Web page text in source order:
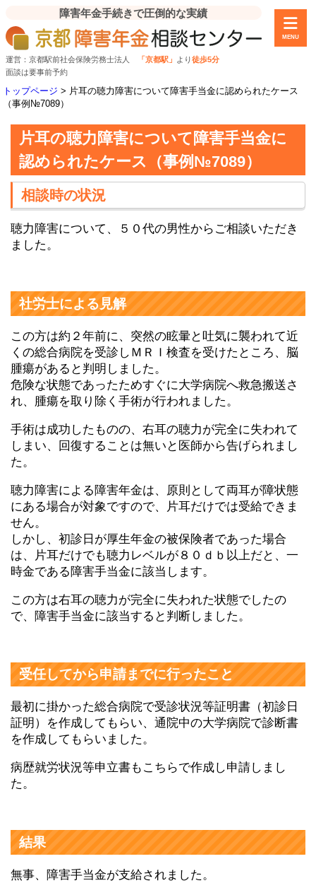
障害年金手続きで圧倒的な実績
運営：京都駅前社会保険労務士法人 「京都駅」 より徒歩5分
面談は要事前予約
MENU
トップページ > 片耳の聴力障害について障害手当金に認められたケース
（事例№7089）
片耳の聴力障害について障害手当金に
認められたケース（事例№7089）
相談時の状況
聴力障害について、５０代の男性からご相談いただき
ました。
社労士による見解
この方は約２年前に、突然の眩暈と吐気に襲われて近
くの総合病院を受診しＭＲＩ検査を受けたところ、脳
腫瘍があると判明しました。
危険な状態であったためすぐに大学病院へ救急搬送さ
れ、腫瘍を取り除く手術が行われました。
手術は成功したものの、右耳の聴力が完全に失われて
しまい、回復することは無いと医師から告げられまし
た。
聴力障害による障害年金は、原則として両耳が障状態
にある場合が対象ですので、片耳だけでは受給できま
せん。
しかし、初診日が厚生年金の被保険者であった場合
は、片耳だけでも聴力レベルが８０ｄｂ以上だと、一
時金である障害手当金に該当します。
この方は右耳の聴力が完全に失われた状態でしたの
で、障害手当金に該当すると判断しました。
受任してから申請までに行ったこと
最初に掛かった総合病院で受診状況等証明書（初診日
証明）を作成してもらい、通院中の大学病院で診断書
を作成してもらいました。
病歴就労状況等申立書もこちらで作成し申請しまし
た。
結果
無事、障害手当金が支給されました。